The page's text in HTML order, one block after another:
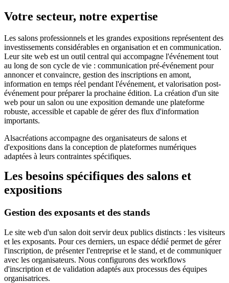
Votre secteur, notre expertise
Les salons professionnels et les grandes expositions représentent des
investissements considérables en organisation et en communication.
Leur site web est un outil central qui accompagne l'événement tout
au long de son cycle de vie : communication pré-événement pour
annoncer et convaincre, gestion des inscriptions en amont,
information en temps réel pendant l'événement, et valorisation post-
événement pour préparer la prochaine édition. La création d'un site
web pour un salon ou une exposition demande une plateforme
robuste, accessible et capable de gérer des flux d'information
importants.
Alsacréations accompagne des organisateurs de salons et
d'expositions dans la conception de plateformes numériques
adaptées à leurs contraintes spécifiques.
Les besoins spécifiques des salons et
expositions
Gestion des exposants et des stands
Le site web d'un salon doit servir deux publics distincts : les visiteurs
et les exposants. Pour ces derniers, un espace dédié permet de gérer
l'inscription, de présenter l'entreprise et le stand, et de communiquer
avec les organisateurs. Nous configurons des workflows
d'inscription et de validation adaptés aux processus des équipes
organisatrices.